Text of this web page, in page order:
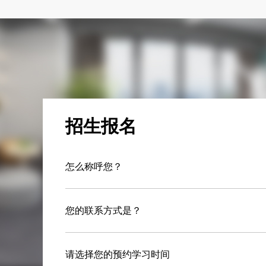
招生报名
怎么称呼您？
您的联系方式是？
请选择您的预约学习时间